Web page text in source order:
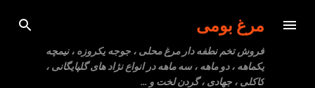
مرغ بومی
فروش تخم نطفه دار مرغ محلی ، جوجه یکروزه ، نیمچه
یکماهه ، دو ماهه ، سه ماهه در انواع نژاد های گلپایگانی ،
کاکلی ، جهادی ، گردن لخت و ...